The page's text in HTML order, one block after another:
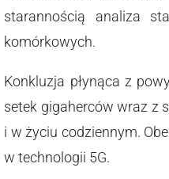
starannością analiza
komórkowych.
Konkluzja płynąca z
setek gigaherców wraz z
i w życiu codziennym.
w technologii 5G.